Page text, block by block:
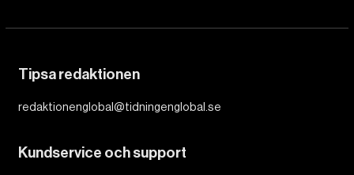
Tipsa redaktionen
redaktionenglobal@tidningenglobal.se
Kundservice och support